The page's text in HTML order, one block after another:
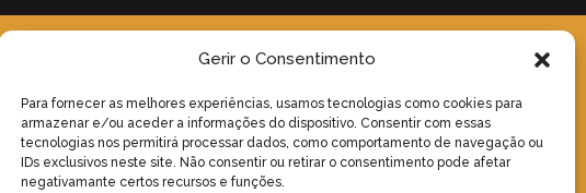
Gerir o Consentimento
Para fornecer as melhores experiências, usamos tecnologias como cookies para
armazenar e/ou aceder a informações do dispositivo. Consentir com essas
tecnologias nos permitirá processar dados, como comportamento de navegação ou
IDs exclusivos neste site. Não consentir ou retirar o consentimento pode afetar
negativamante certos recursos e funções.